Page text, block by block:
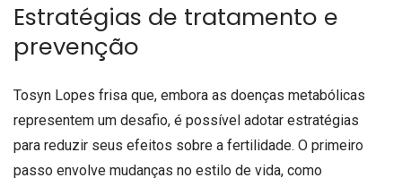
Estratégias de tratamento e
prevenção
Tosyn Lopes frisa que, embora as doenças metabólicas
representem um desafio, é possível adotar estratégias
para reduzir seus efeitos sobre a fertilidade. O primeiro
passo envolve mudanças no estilo de vida, como